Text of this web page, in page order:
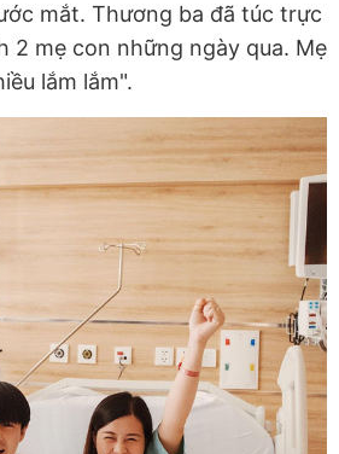
mắt. Thương ba đã túc trực
2 mẹ con những ngày qua. Mẹ
lắm lắm".